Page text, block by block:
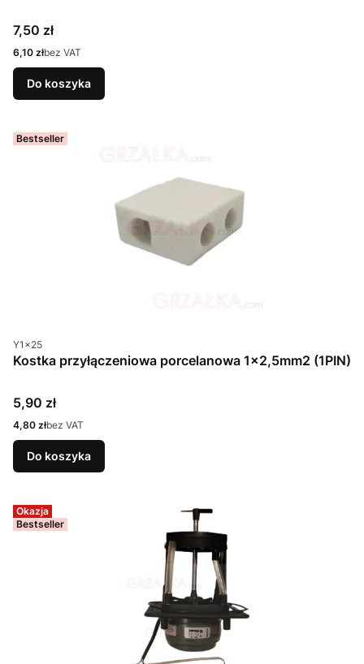
Cena
7,50 zł
Cena
6,10 złbez VAT
Do koszyka
Bestseller
Kod produktu
Y1x25
Kostka przyłączeniowa porcelanowa 1x2,5mm2 (1PIN)
Cena
5,90 zł
Cena
4,80 złbez VAT
Do koszyka
Okazja
Bestseller